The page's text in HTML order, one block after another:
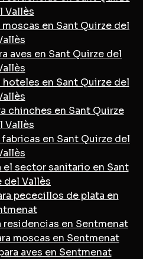
Vallès
en Sant Quirze del
aves en Sant Quirze del
en Sant Quirze del
chinches en Sant Quirze
Vallès
en Sant Quirze del
el sector sanitario en Sant
del Vallès
pececillos de plata en
residencias en Sentmenat
moscas en Sentmenat
aves en Sentmenat